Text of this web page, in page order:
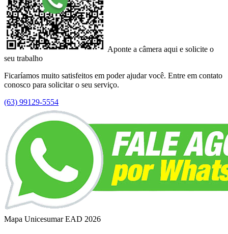
Aponte a câmera aqui e solicite o
seu trabalho
Ficaríamos muito satisfeitos em poder ajudar você. Entre em contato
conosco para solicitar o seu serviço.
(63) 99129-5554
Mapa Unicesumar EAD 2026